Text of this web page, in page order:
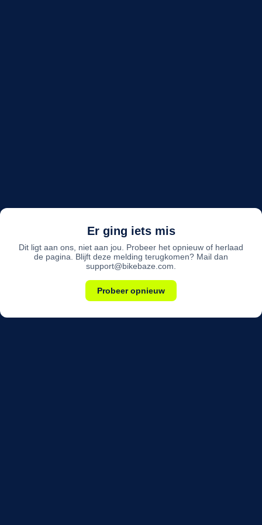
Er ging iets mis
Dit ligt aan ons, niet aan jou. Probeer het opnieuw of herlaad
de pagina. Blijft deze melding terugkomen? Mail dan
support@bikebaze.com.
Probeer opnieuw